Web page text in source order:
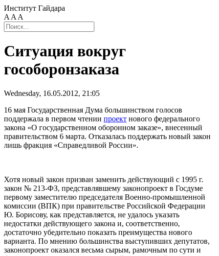
Институт Гайдара
A A A
Ситуация вокруг
гособоронзаказа
Wednesday, 16.05.2012, 21:05
16 мая Государственная Дума большинством голосов
поддержала в первом чтении проект нового федерального
закона «О государственном оборонном заказе», внесенный
правительством 6 марта. Отказалась поддержать новый закон
лишь фракция «Справедливой России».
Хотя новый закон призван заменить действующий с 1995 г.
закон № 213-ФЗ, представлявшему законопроект в Госдуме
первому заместителю председателя Военно-промышленной
комиссии (ВПК) при правительстве Российской Федерации
Ю. Борисову, как представляется, не удалось указать
недостатки действующего закона и, соответственно,
достаточно убедительно показать преимущества нового
варианта. По мнению большинства выступивших депутатов,
законопроект оказался весьма сырым, рамочным по сути и